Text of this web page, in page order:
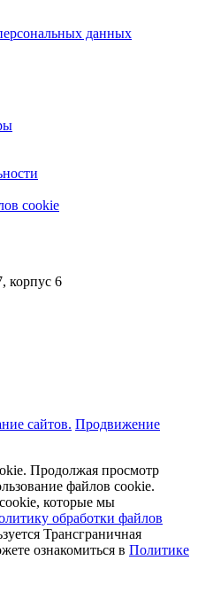
данных
cookie
корпус 6
сайтов. Продвижение
Продолжая просмотр
файлов cookie.
которые мы
обработки файлов
Трансграничная
ознакомиться в Политике